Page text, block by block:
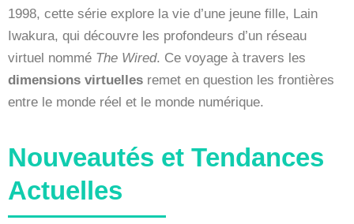
1998, cette série explore la vie d’une jeune fille, Lain
Iwakura, qui découvre les profondeurs d’un réseau
virtuel nommé The Wired. Ce voyage à travers les
dimensions virtuelles remet en question les frontières
entre le monde réel et le monde numérique.
Nouveautés et Tendances
Actuelles